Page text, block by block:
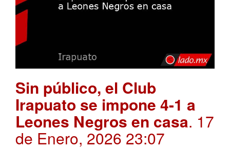
Sin público, el Club
Irapuato se impone 4-1 a
Leones Negros en casa. 17
de Enero, 2026 23:07